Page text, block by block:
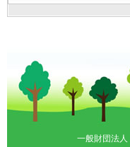
一般財団法人